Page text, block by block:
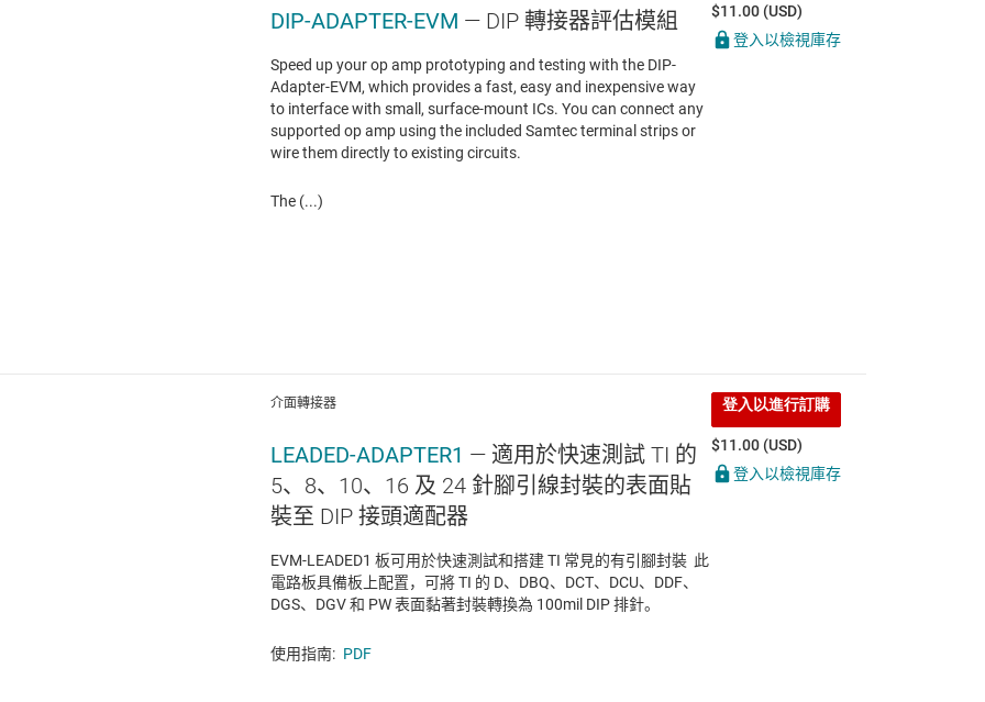
DIP-ADAPTER-EVM — DIP 轉接器評估模組
Speed up your op amp prototyping and testing with the DIP-
Adapter-EVM, which provides a fast, easy and inexpensive way
to interface with small, surface-mount ICs. You can connect any
supported op amp using the included Samtec terminal strips or
wire them directly to existing circuits.
The (...)
$11.00 (USD)
登入以檢視庫存
介面轉接器
LEADED-ADAPTER1 — 適用於快速測試 TI 的
5、8、10、16 及 24 針腳引線封裝的表面貼
裝至 DIP 接頭適配器
EVM-LEADED1 板可用於快速測試和搭建 TI 常見的有引腳封裝 此
電路板具備板上配置，可將 TI 的 D、DBQ、DCT、DCU、DDF、
DGS、DGV 和 PW 表面黏著封裝轉換為 100mil DIP 排針。
使用指南: PDF
登入以進行訂購
$11.00 (USD)
登入以檢視庫存